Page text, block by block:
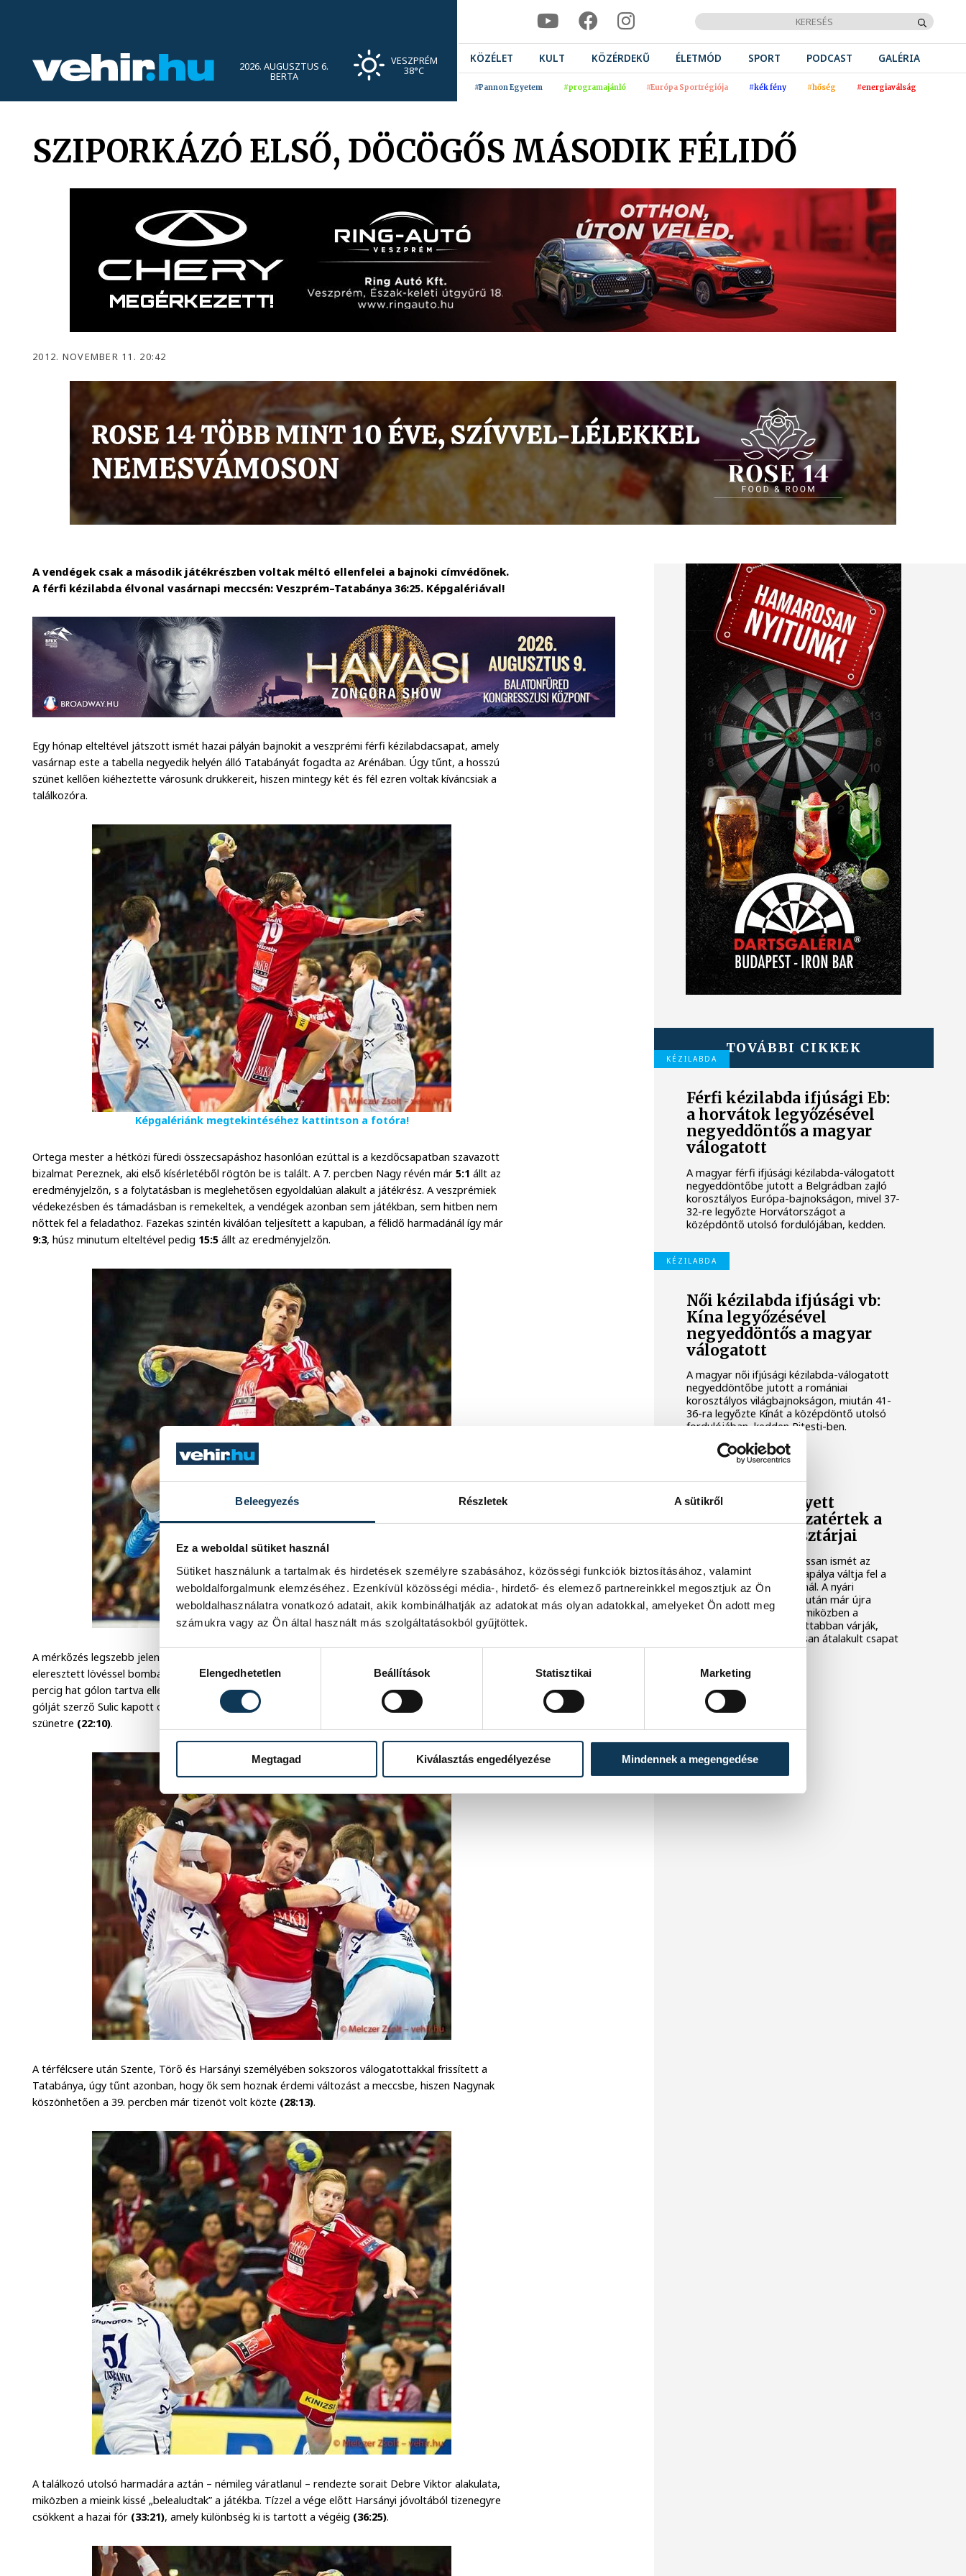
Beleegyezés Részletek A sütikről
Ez a weboldal sütiket használ
Sütiket használunk a tartalmak és hirdetések személyre szabásához, közösségi funkciók biztosításához, valamint
weboldalforgalmunk elemzéséhez. Ezenkívül közösségi média-, hirdető- és elemező partnereinkkel megosztjuk az Ön
weboldalhasználatra vonatkozó adatait, akik kombinálhatják az adatokat más olyan adatokkal, amelyeket Ön adott meg
számukra vagy az Ön által használt más szolgáltatásokból gyűjtöttek.
Elengedhetetlen
Beállítások Statisztikai Marketing
Megtagad Kiválasztás engedélyezése Mindennek a megengedése
2026. AUGUSZTUS 6.
BERTA
VESZPRÉM
38°C
KÖZÉLET KULT KÖZÉRDEKŰ ÉLETMÓD SPORT PODCAST GALÉRIA
#Pannon Egyetem #programajánló #Európa Sportrégiója #kék fény #hőség #energiaválság
SZIPORKÁZÓ ELSŐ, DÖCÖGŐS MÁSODIK FÉLIDŐ
2012. NOVEMBER 11. 20:42
A vendégek csak a második játékrészben voltak méltó ellenfelei a bajnoki címvédőnek.
A férfi kézilabda élvonal vasárnapi meccsén: Veszprém–Tatabánya 36:25. Képgalériával!
Egy hónap elteltével játszott ismét hazai pályán bajnokit a veszprémi férfi kézilabdacsapat, amely
vasárnap este a tabella negyedik helyén álló Tatabányát fogadta az Arénában. Úgy tűnt, a hosszú
szünet kellően kiéheztette városunk drukkereit, hiszen mintegy két és fél ezren voltak kíváncsiak a
találkozóra.
Képgalériánk megtekintéséhez kattintson a fotóra!
Ortega mester a hétközi füredi összecsapáshoz hasonlóan ezúttal is a kezdőcsapatban szavazott
bizalmat Pereznek, aki első kísérletéből rögtön be is talált. A 7. percben Nagy révén már5:1 állt az
eredményjelzőn, s a folytatásban is meglehetősen egyoldalúan alakult a játékrész. A veszprémiek
védekezésben és támadásban is remekeltek, a vendégek azonban sem játékban, sem hitben nem
nőttek fel a feladathoz. Fazekas szintén kiválóan teljesített a kapuban, a félidő harmadánál így már
9:3, húsz minutum elteltével pedig 15:5 állt az eredményjelzőn.
A mérkőzés legszebb jelenetét a 22. percben láthatta a nagyérdemű, amikor is Oneto hát mögül
eleresztett lövéssel bombázott a felső sarokba. A bajnoki címvédő a folytatásban is hengerelt, a 24.
percig hat gólon tartva ellenfelét
. Kevéssel a félidei pihenő előtt az ötszázadik veszprémi
gólját szerző Sulic kapott óriási tapsot, akinek vezetésével a mienk tizenkét gólos fórral vonulhattak
szünetre (22:10).
A térfélcsere után Szente, Törő és Harsányi személyében sokszoros válogatottakkal frissített a
Tatabánya, úgy tűnt azonban, hogy ők sem hoznak érdemi változást a meccsbe, hiszen Nagynak
köszönhetően a 39. percben már tizenöt volt közte (28:13).
A találkozó utolsó harmadára aztán – némileg váratlanul – rendezte sorait Debre Viktor alakulata,
miközben a mieink kissé „belealudtak” a játékba. Tízzel a vége előtt Harsányi jóvoltából tizenegyre
csökkent a hazai fór (33:21), amely különbség ki is tartott a végéig (36:25).
TOVÁBBI CIKKEK
KÉZILABDA
Férfi kézilabda ifjúsági Eb:
a horvátok legyőzésével
negyeddöntős a magyar
válogatott
A magyar férfi ifjúsági kézilabda-válogatott
negyeddöntőbe jutott a Belgrádban zajló
korosztályos Európa-bajnokságon, mivel 37-
32-re legyőzte Horvátországot a
középdöntő utolsó fordulójában, kedden.
KÉZILABDA
Női kézilabda ifjúsági vb:
Kína legyőzésével
negyeddöntős a magyar
válogatott
A magyar női ifjúsági kézilabda-válogatott
negyeddöntőbe jutott a romániai
korosztályos világbajnokságon, miután 41-
36-ra legyőzte Kínát a középdöntő utolsó
fordulójában, kedden Pitesti-ben.
Tengerpart helyett
edzőterem: visszatértek a
One Veszprém sztárjai
A tengerparti pihenést lassan ismét az
edzőterem és a kézilabdapálya váltja fel a
One Veszprém játékosainál. A nyári
szabadság utolsó napjai után már újra
együtt dolgozik a keret, miközben a
szurkolók is egyre izgatottabban várják,
mire lesz képes az alaposan átalakult csapat
az előttünk álló idényben.